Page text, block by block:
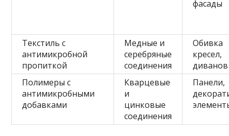
фасады
Текстиль с
антимикробной
пропиткой
Медные и
серебряные
соединения
Обивка
кресел,
диванов
Полимеры с
антимикробными
добавками
Кварцевые
и
цинковые
соединения
Панели,